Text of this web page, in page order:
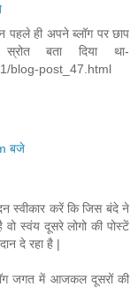
ही अपने ब्लॉग पर छाप
बता दिया था-
blog-post_47.html
बजे
स्वीकार करें कि जिस बंदे ने
स्वंय दूसरे लोगो की पोस्टें
दे रहा है |
जगत में आजकल दूसरों की